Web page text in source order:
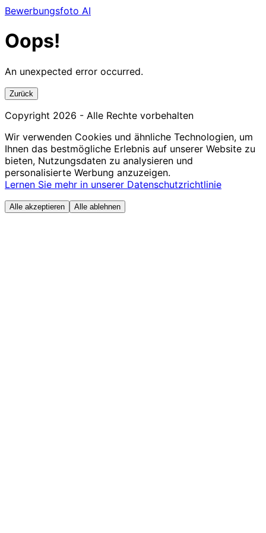
Bewerbungsfoto AI
Oops!
An unexpected error occurred.
Zurück
Copyright 2026 - Alle Rechte vorbehalten
Wir verwenden Cookies und ähnliche Technologien, um
Ihnen das bestmögliche Erlebnis auf unserer Website zu
bieten, Nutzungsdaten zu analysieren und
personalisierte Werbung anzuzeigen.
Lernen Sie mehr in unserer Datenschutzrichtlinie
Alle akzeptieren Alle ablehnen